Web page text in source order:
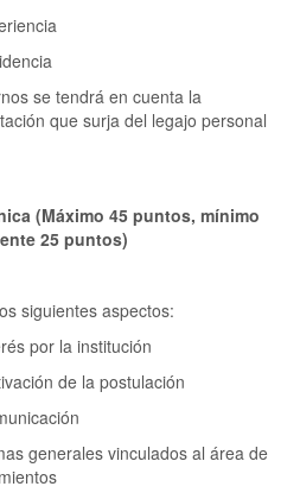
se tendrá en cuenta la
que surja del legajo personal
(Máximo 45 puntos, mínimo
25 puntos)
siguientes aspectos:
por la institución
de la postulación
generales vinculados al área de